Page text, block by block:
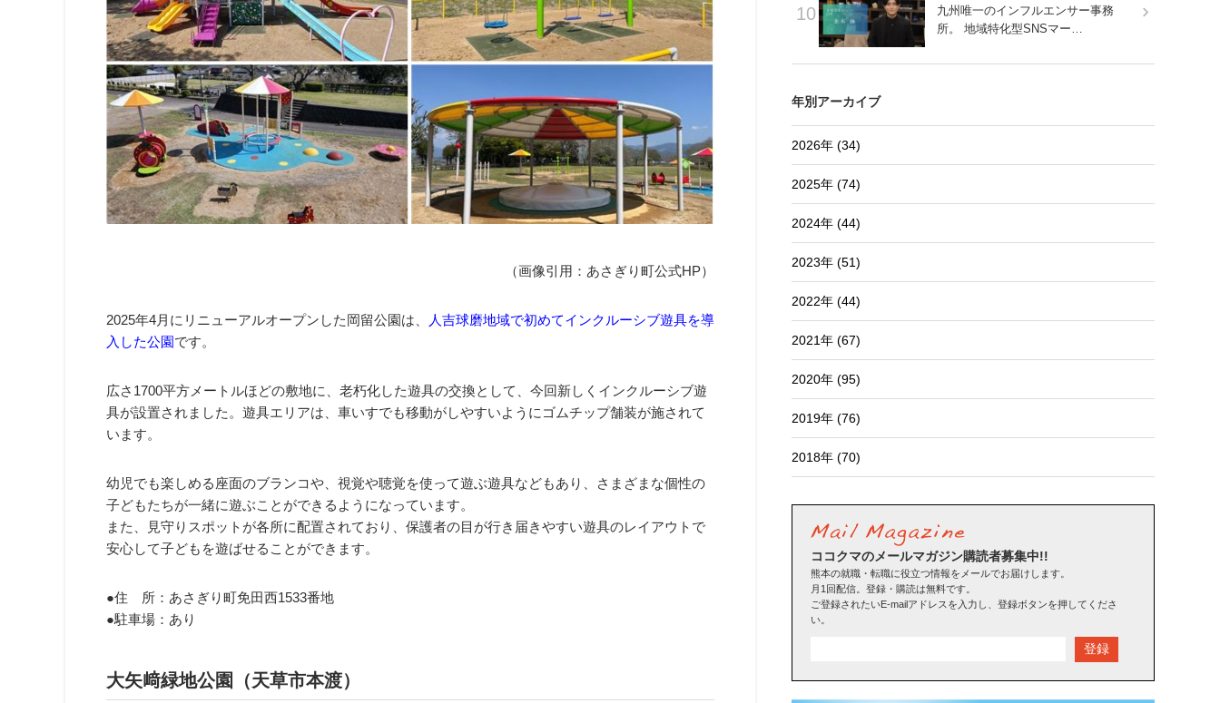
（画像引用：あさぎり町公式HP）
2025年4月にリニューアルオープンした岡留公園は、
人吉球磨地域で初めてインクルーシブ遊具を導
入した公園です。
広さ1700平方メートルほどの敷地に、老朽化した遊具の交換として、今回新しくインクルーシブ遊
具が設置されました。遊具エリアは、車いすでも移動がしやすいようにゴムチップ舗装が施されて
います。
幼児でも楽しめる座面のブランコや、視覚や聴覚を使って遊ぶ遊具などもあり、さまざまな個性の
子どもたちが一緒に遊ぶことができるようになっています。
また、見守りスポットが各所に配置されており、保護者の目が行き届きやすい遊具のレイアウトで
安心して子どもを遊ばせることができます。
●住 所：あさぎり町免田西1533番地
●駐車場：あり
大矢﨑緑地公園（天草市本渡）
10
九州唯一のインフルエンサー事務
所。 地域特化型SNSマー…
年別アーカイブ
2026年 (34)
2025年 (74)
2024年 (44)
2023年 (51)
2022年 (44)
2021年 (67)
2020年 (95)
2019年 (76)
2018年 (70)
ココクマのメールマガジン購読者募集中!!
熊本の就職・転職に役立つ情報をメールでお届けします。
月1回配信。登録・購読は無料です。
ご登録されたいE-mailアドレスを入力し、登録ボタンを押してくださ
い。
登録